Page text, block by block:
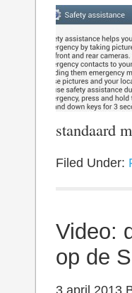
standaard
Filed Under:
Video:
op de
3 april 2013